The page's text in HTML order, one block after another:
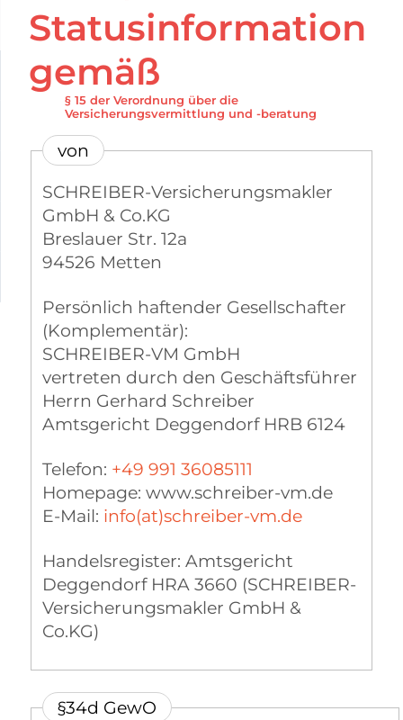
Statusinformation
gemäß
§ 15 der Verordnung über die
Versicherungsvermittlung und -beratung
von
SCHREIBER-Versicherungsmakler
GmbH & Co.KG
Breslauer Str. 12a
94526 Metten
Persönlich haftender Gesellschafter
(Komplementär):
SCHREIBER-VM GmbH
vertreten durch den Geschäftsführer
Herrn Gerhard Schreiber
Amtsgericht Deggendorf HRB 6124
Telefon: +49 991 36085111
Homepage: www.schreiber-vm.de
E-Mail: info(at)schreiber-vm.de
Handelsregister: Amtsgericht
Deggendorf HRA 3660 (SCHREIBER-
Versicherungsmakler GmbH &
Co.KG)
§34d GewO